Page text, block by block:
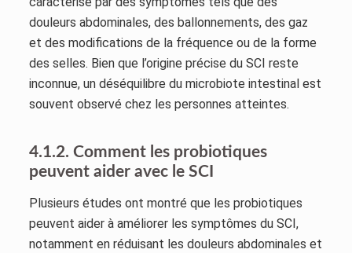
douleurs abdominales, des ballonnements, des gaz
et des modifications de la fréquence ou de la forme
des selles. Bien que l’origine précise du SCI reste
inconnue, un déséquilibre du microbiote intestinal est
souvent observé chez les personnes atteintes.
4.1.2. Comment les probiotiques
peuvent aider avec le SCI
Plusieurs études ont montré que les probiotiques
peuvent aider à améliorer les symptômes du SCI,
notamment en réduisant les douleurs abdominales et